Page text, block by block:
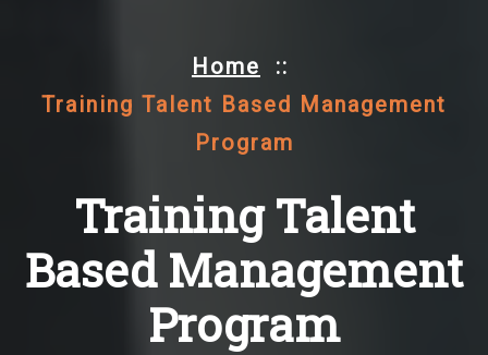
Home ::
Training Talent Based Management
Program
Training Talent
Based Management
Program